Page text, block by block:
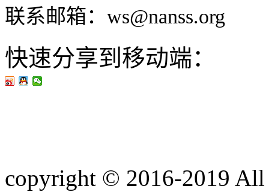
联系邮箱：ws@nanss.org
快速分享到移动端：
copyright © 2016-2019